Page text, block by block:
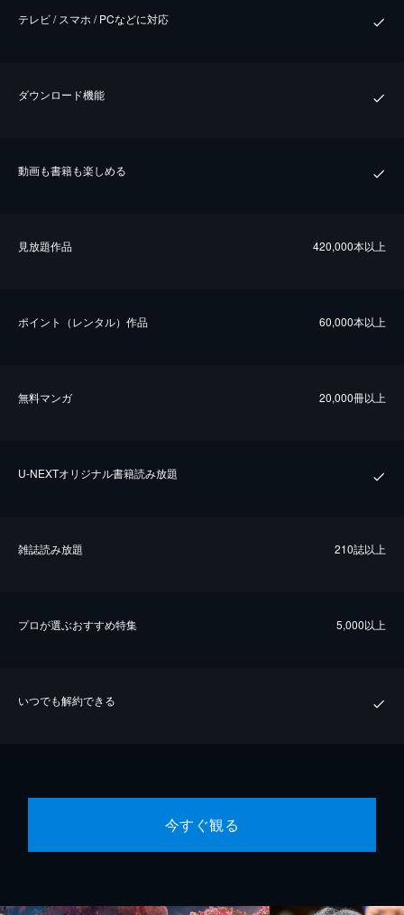
テレビ / スマホ / PCなどに対応
ダウンロード機能
動画も書籍も楽しめる
⾒放題作品 420,000本以上
ポイント（レンタル）作品 60,000本以上
無料マンガ 20,000冊以上
U-NEXTオリジナル書籍読み放題
雑誌読み放題 210誌以上
プロが選ぶおすすめ特集 5,000以上
いつでも解約できる
今すぐ観る